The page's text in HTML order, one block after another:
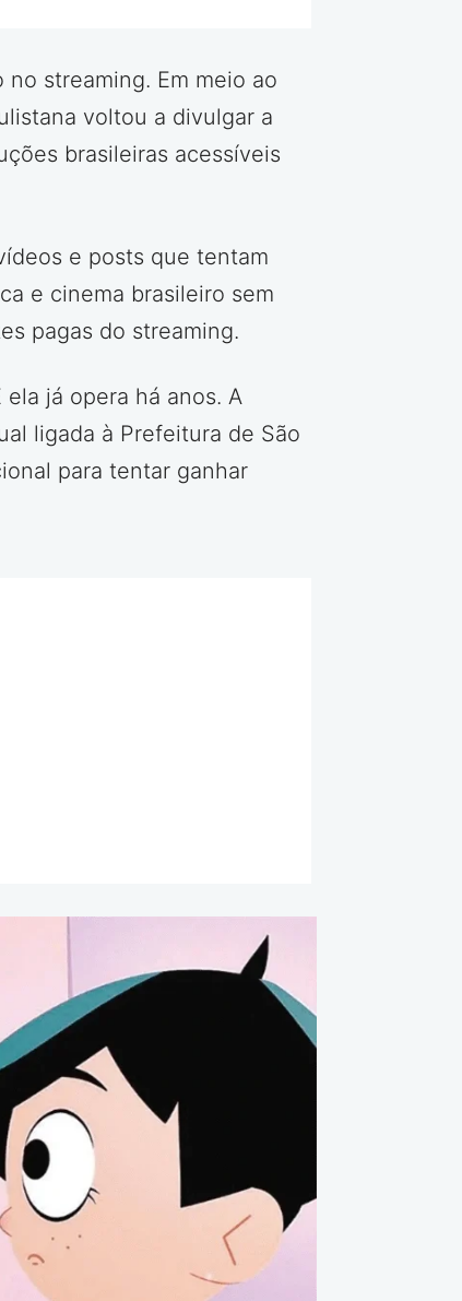
streaming. Em meio ao
voltou a divulgar a
brasileiras acessíveis
e posts que tentam
e cinema brasileiro sem
pagas do streaming.
já opera há anos. A
ligada à Prefeitura de São
para tentar ganhar